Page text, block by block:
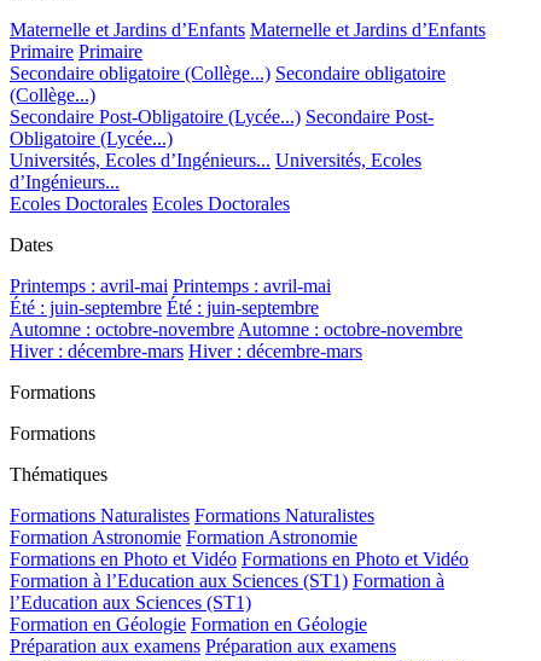
Maternelle et Jardins d’Enfants Maternelle et Jardins d’Enfants
Primaire Primaire
Secondaire obligatoire (Collège...) Secondaire obligatoire
(Collège...)
Secondaire Post-Obligatoire (Lycée...) Secondaire Post-
Obligatoire (Lycée...)
Universités, Ecoles d’Ingénieurs... Universités, Ecoles
d’Ingénieurs...
Ecoles Doctorales Ecoles Doctorales
Dates
Printemps : avril-mai Printemps : avril-mai
Été : juin-septembre Été : juin-septembre
Automne : octobre-novembre Automne : octobre-novembre
Hiver : décembre-mars Hiver : décembre-mars
Formations
Formations
Thématiques
Formations Naturalistes Formations Naturalistes
Formation Astronomie Formation Astronomie
Formations en Photo et Vidéo Formations en Photo et Vidéo
Formation à l’Education aux Sciences (ST1) Formation à
l’Education aux Sciences (ST1)
Formation en Géologie Formation en Géologie
Préparation aux examens Préparation aux examens